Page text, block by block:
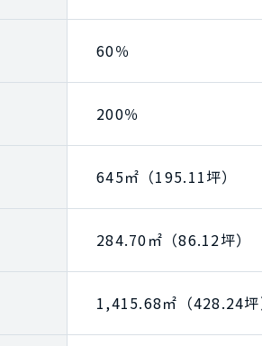
60％
200％
645㎡（195.11坪）
284.70㎡（86.12坪）
1,415.68㎡（428.24坪